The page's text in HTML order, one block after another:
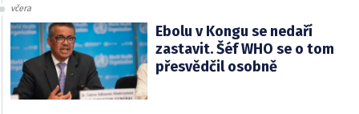
včera
Ebolu v Kongu se nedaří
zastavit. Šéf WHO se o tom
přesvědčil osobně